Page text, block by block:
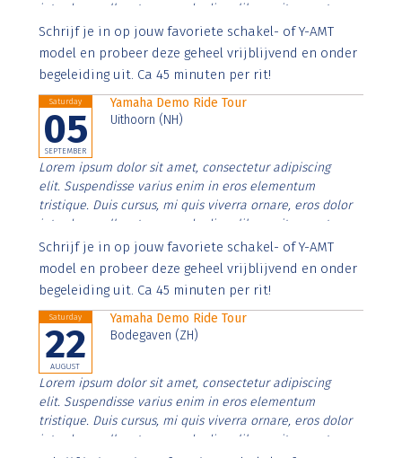
interdum nulla, ut commodo diam libero vitae erat.
Aenean faucibus nibh et justo cursus id rutrum lorem
imperdiet. Nunc ut sem vitae risus tristique posuere.
Schrijf je in op jouw favoriete schakel- of Y-AMT
model en probeer deze geheel vrijblijvend en onder
begeleiding uit. Ca 45 minuten per rit!
Saturday
05
SEPTEMBER
Yamaha Demo Ride Tour
Uithoorn (NH)
Lorem ipsum dolor sit amet, consectetur adipiscing
elit. Suspendisse varius enim in eros elementum
tristique. Duis cursus, mi quis viverra ornare, eros dolor
interdum nulla, ut commodo diam libero vitae erat.
Aenean faucibus nibh et justo cursus id rutrum lorem
imperdiet. Nunc ut sem vitae risus tristique posuere.
Schrijf je in op jouw favoriete schakel- of Y-AMT
model en probeer deze geheel vrijblijvend en onder
begeleiding uit. Ca 45 minuten per rit!
Saturday
22
AUGUST
Yamaha Demo Ride Tour
Bodegaven (ZH)
Lorem ipsum dolor sit amet, consectetur adipiscing
elit. Suspendisse varius enim in eros elementum
tristique. Duis cursus, mi quis viverra ornare, eros dolor
interdum nulla, ut commodo diam libero vitae erat.